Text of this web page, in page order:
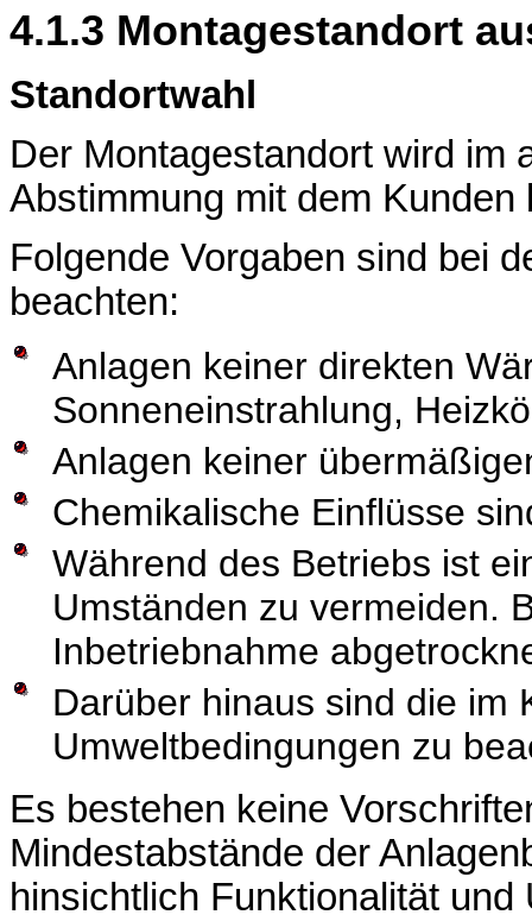
4.1.3 Montagestandort
Standortwahl
Der Montagestandort wird im
Abstimmung mit dem Kunden
Folgende Vorgaben sind bei
beachten:
Anlagen keiner direkten
Sonneneinstrahlung,
Anlagen keiner
Chemikalische Einflüsse
Während des Betriebs ist
Umständen zu vermeiden.
Inbetriebnahme
Darüber hinaus sind die im
Umweltbedingungen zu
Es bestehen keine
Mindestabstände der
hinsichtlich Funktionalität